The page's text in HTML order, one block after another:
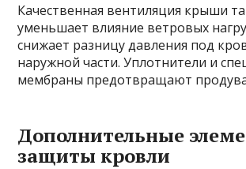
Качественная вентиляция крыши
уменьшает влияние ветровых
снижает разницу давления под
наружной части. Уплотнители и
мембраны предотвращают
Дополнительные
защиты кровли